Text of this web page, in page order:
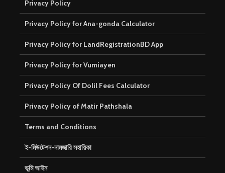
Privacy Policy
Privacy Policy for Ana-gonda Calculator
Privacy Policy for LandRegistrationBD App
Privacy Policy for Vumiayen
Privacy Policy Of Dolil Fees Calculator
Privacy Policy of Matir Pathshala
Terms and Conditions
ই-মিউটেশন-নামজারি সহায়িকা
ভূমি আইন